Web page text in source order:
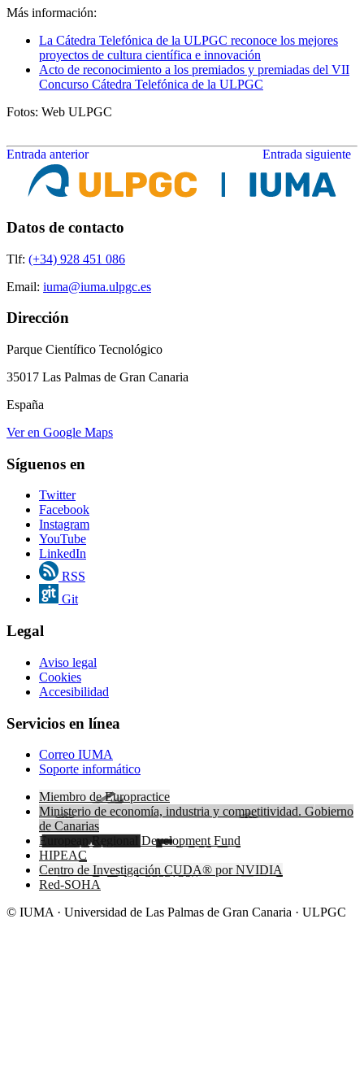
Más información:
La Cátedra Telefónica de la ULPGC reconoce los mejores
proyectos de cultura científica e innovación
Acto de reconocimiento a los premiados y premiadas del VII
Concurso Cátedra Telefónica de la ULPGC
Fotos: Web ULPGC
Entrada anterior Entrada siguiente
Datos de contacto
Tlf: (+34) 928 451 086
Email: iuma@iuma.ulpgc.es
Dirección
Parque Científico Tecnológico
35017 Las Palmas de Gran Canaria
España
Ver en Google Maps
Síguenos en
Twitter
Facebook
Instagram
YouTube
LinkedIn
RSS
Git
Legal
Aviso legal
Cookies
Accesibilidad
Servicios en línea
Correo IUMA
Soporte informático
Miembro de Europractice
Ministerio de economía, industria y competitividad. Gobierno
de Canarias
European Regional Development Fund
HIPEAC
Centro de Investigación CUDA® por NVIDIA
Red-SOHA
© IUMA · Universidad de Las Palmas de Gran Canaria · ULPGC